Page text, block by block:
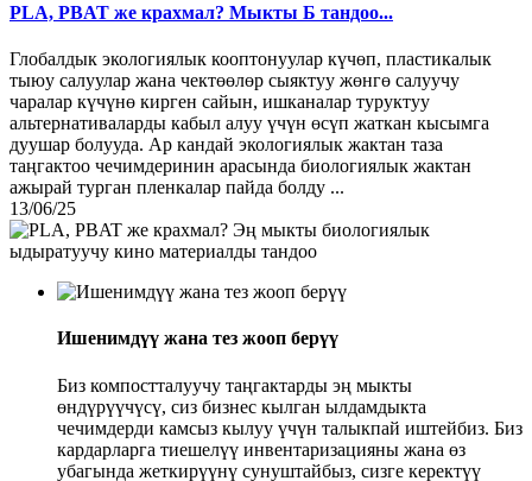
PLA, PBAT же крахмал? Мыкты Б тандоо...
Глобалдык экологиялык кооптонуулар күчөп, пластикалык
тыюу салуулар жана чектөөлөр сыяктуу жөнгө салуучу
чаралар күчүнө кирген сайын, ишканалар туруктуу
альтернативаларды кабыл алуу үчүн өсүп жаткан кысымга
дуушар болууда. Ар кандай экологиялык жактан таза
таңгактоо чечимдеринин арасында биологиялык жактан
ажырай турган пленкалар пайда болду ...
13/06/25
Ишенимдүү жана тез жооп берүү
Биз компостталуучу таңгактарды эң мыкты
өндүрүүчүсү, сиз бизнес кылган ылдамдыкта
чечимдерди камсыз кылуу үчүн талыкпай иштейбиз. Биз
кардарларга тиешелүү инвентаризацияны жана өз
убагында жеткирүүнү сунуштайбыз, сизге керектүү